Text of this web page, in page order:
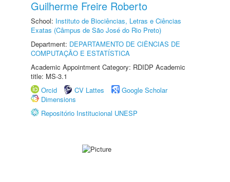
Guilherme Freire Roberto
School: Instituto de Biociências, Letras e Ciências
Exatas (Câmpus de São José do Rio Preto)
Department: DEPARTAMENTO DE CIÊNCIAS DE
COMPUTAÇÃO E ESTATÍSTICA
Academic Appointment Category: RDIDP Academic
title: MS-3.1
Orcid
CV Lattes
Google Scholar
Dimensions
Repositório Institucional UNESP